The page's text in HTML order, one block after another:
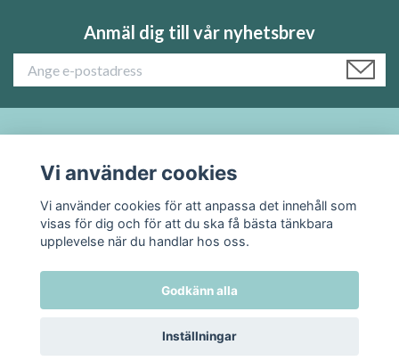
Anmäl dig till vår nyhetsbrev
Sociala medier
© 2026 TADAH kafferosteri
Vi använder cookies
Vi använder cookies för att anpassa det innehåll som
visas för dig och för att du ska få bästa tänkbara
upplevelse när du handlar hos oss.
Godkänn alla
Inställningar